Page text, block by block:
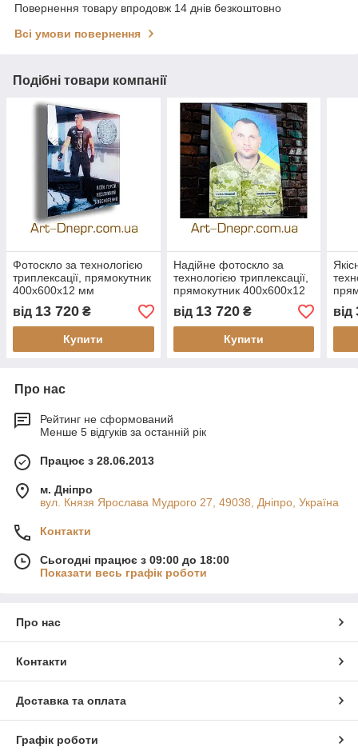
Повернення товару впродовж 14 днів безкоштовно
Всі умови повернення
Подібні товари компанії
Фотоскло за технологією
триплексації, прямокутник
400х600х12 мм
від 13 720 ₴
Купити
Надійне фотоскло за
технологією триплексації,
прямокутник 400х600х12
мм
від 13 720₴
Купити
мм
від
Про нас
Рейтинг не сформований
Менше 5 відгуків за останній рік
Працює з 28.06.2013
м. Дніпро
вул. Князя Ярослава Мудрого 27, 49038, Дніпро, Україна
Контакти
Сьогодні працює з 09:00 до 18:00
Показати весь графік роботи
Про нас
Контакти
Доставка та оплата
Графік роботи